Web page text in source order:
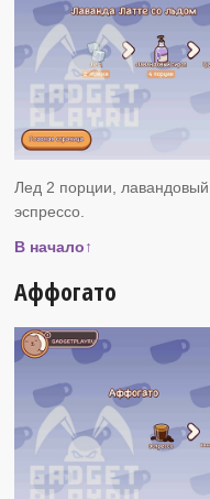
Лед 2 порции,
эспрессо.
В начало↑
Аффогато